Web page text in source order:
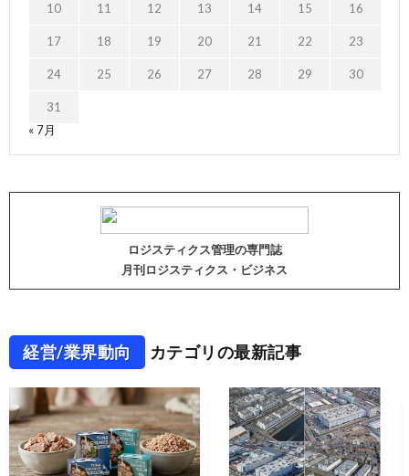
10 11 12 13 14 15 16
17 18 19 20 21 22 23
24 25 26 27 28 29 30
31
« 7月
ロジスティクス管理の専門誌
月刊ロジスティクス・ビジネス
経営/業界動向 カテゴリの最新記事